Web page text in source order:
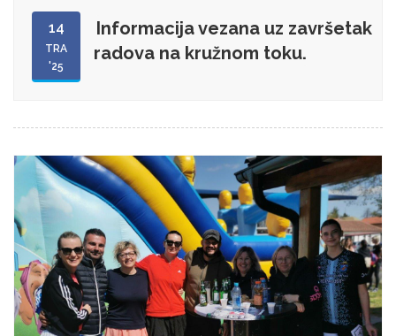
14
TRA
'25
Informacija vezana uz završetak
radova na kružnom toku.